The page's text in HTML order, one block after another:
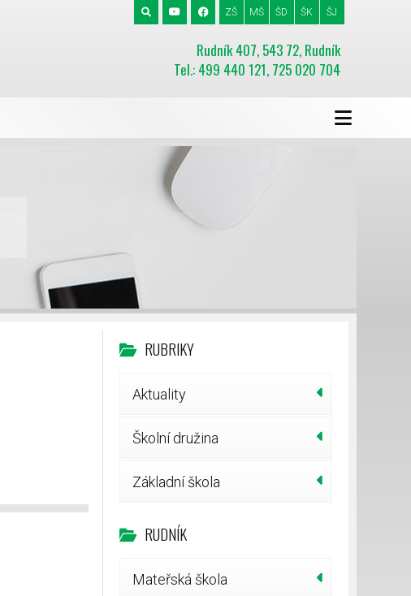
Rudník 407, 543 72, Rudník
Tel.: 499 440 121, 725 020 704
ZŠ MŠ ŠD ŠK ŠJ
RUBRIKY
Aktuality
Školní družina
Základní škola
RUDNÍK
Mateřská škola